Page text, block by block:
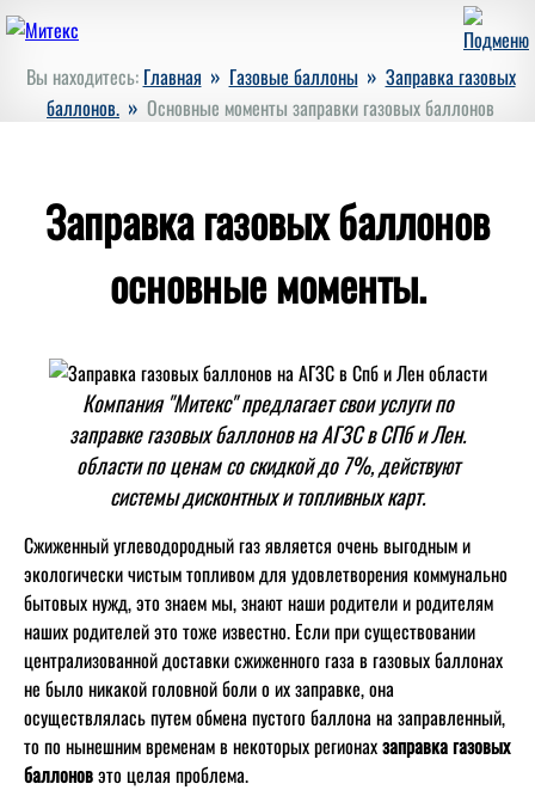
Вы находитесь: Главная » Газовые баллоны » Заправка газовых
баллонов. » Основные моменты заправки газовых баллонов
Заправка газовых баллонов
основные моменты.
Компания "Митекс" предлагает свои услуги по
заправке газовых баллонов на АГЗС в СПб и Лен.
области по ценам со скидкой до 7%, действуют
системы дисконтных и топливных карт.
Сжиженный углеводородный газ является очень выгодным и
экологически чистым топливом для удовлетворения коммунально
бытовых нужд, это знаем мы, знают наши родители и родителям
наших родителей это тоже известно. Если при существовании
централизованной доставки сжиженного газа в газовых баллонах
не было никакой головной боли о их заправке, она
осуществлялась путем обмена пустого баллона на заправленный,
то по нынешним временам в некоторых регионахзаправка газовых
баллоновэто целая проблема.